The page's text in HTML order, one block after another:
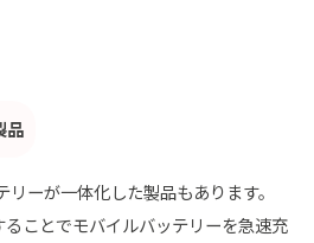
品
ーが一体化した製品もあります。
ことでモバイルバッテリーを急速充